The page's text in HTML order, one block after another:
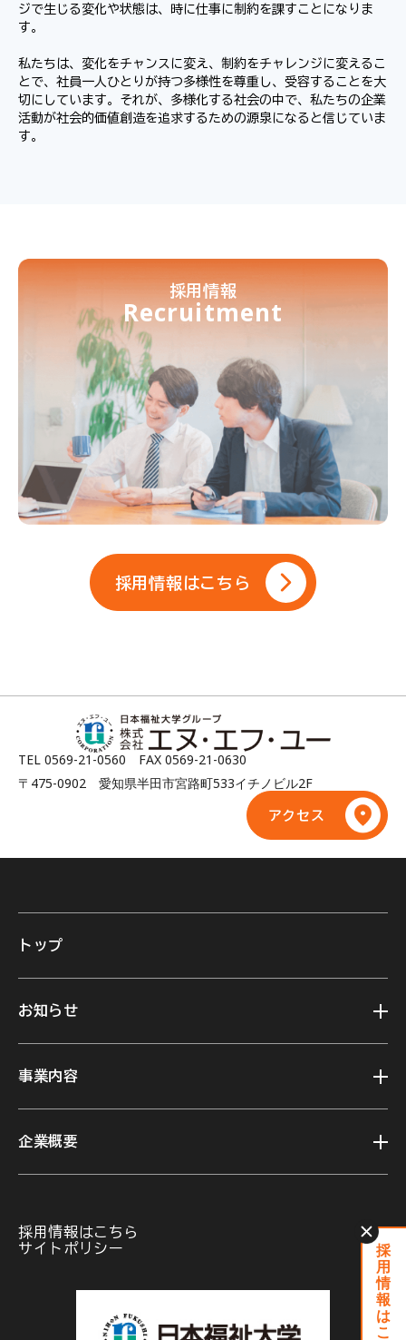
採
用
情
報
は
こ
ジで生じる変化や状態は、時に仕事に制約を課すことになりま
す。
私たちは、変化をチャンスに変え、制約をチャレンジに変えるこ
とで、社員一人ひとりが持つ多様性を尊重し、受容することを大
切にしています。それが、多様化する社会の中で、私たちの企業
活動が社会的価値創造を追求するための源泉になると信じていま
す。
採用情報
Recruitment
採用情報はこちら
TEL 0569-21-0560 FAX 0569-21-0630
〒475-0902 愛知県半田市宮路町533イチノビル2F
アクセス
トップ
お知らせ
事業内容
企業概要
採用情報はこちら
サイトポリシー